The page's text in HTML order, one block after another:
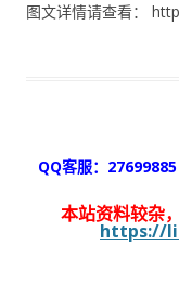
图文详情请查看：
QQ客服：
本站资料较杂
https://